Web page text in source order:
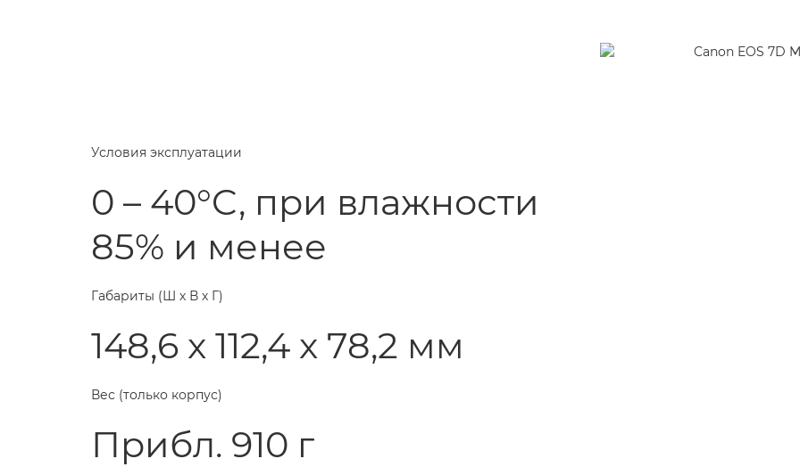
Условия эксплуатации
0 – 40°C, при влажности
85% и менее
Габариты (Ш х В х Г)
148,6 x 112,4 x 78,2 мм
Вес (только корпус)
Прибл. 910 г